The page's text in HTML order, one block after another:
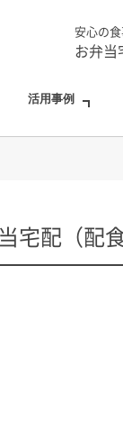
安心の
お弁当
活用事例
宅配（配食